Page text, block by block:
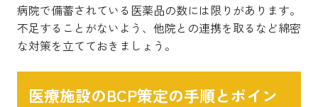
病院で備蓄されている医薬品の数には限りがあります。
不足することがないよう、他院との連携を取るなど綿密
な対策を立てておきましょう。
医療施設のBCP策定の手順とポイン